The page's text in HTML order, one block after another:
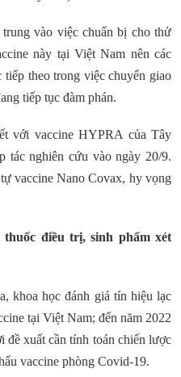
vào việc chuẩn bị cho thử
này tại Việt Nam nên các
theo trong việc chuyển giao
tiếp tục đàm phán.
với vaccine HYPRA của Tây
tác nghiên cứu vào ngày 20/9.
vaccine Nano Covax, hy vọng
thuốc điều trị, sinh phẩm xét
khoa học đánh giá tín hiệu lạc
tại Việt Nam; đến năm 2022
đề xuất cần tính toán chiến lược
vaccine phòng Covid-19.